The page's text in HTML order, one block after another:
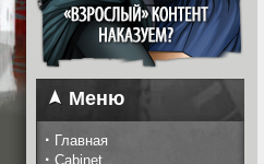
Меню
· Главная
· Cabinet